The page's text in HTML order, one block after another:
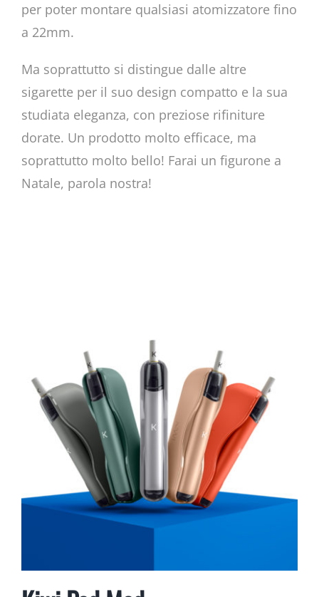
per poter montare qualsiasi atomizzatore fino
a 22mm.
Ma soprattutto si distingue dalle altre
sigarette per il suo design compatto e la sua
studiata eleganza, con preziose rifiniture
dorate. Un prodotto molto efficace, ma
soprattutto molto bello! Farai un figurone a
Natale, parola nostra!